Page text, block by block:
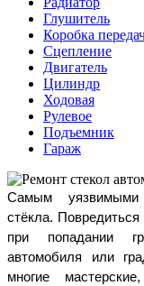
Глушитель
Коробка
Сцепление
Двигатель
Цилиндр
Ходовая
Рулевое
Подъемник
Гараж
Самым уязвимыми
стёкла.
при попадании
автомобиля или
многие